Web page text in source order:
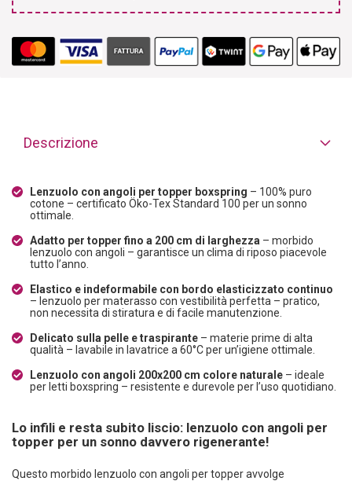
Descrizione
Lenzuolo con angoli per topper boxspring – 100% puro
cotone – certificato Öko-Tex Standard 100 per un sonno
ottimale.
Adatto per topper fino a 200 cm di larghezza – morbido
lenzuolo con angoli – garantisce un clima di riposo piacevole
tutto l’anno.
Elastico e indeformabile con bordo elasticizzato continuo
– lenzuolo per materasso con vestibilità perfetta – pratico,
non necessita di stiratura e di facile manutenzione.
Delicato sulla pelle e traspirante – materie prime di alta
qualità – lavabile in lavatrice a 60°C per un’igiene ottimale.
Lenzuolo con angoli 200x200 cm colore naturale – ideale
per letti boxspring – resistente e durevole per l’uso quotidiano.
Lo infili e resta subito liscio: lenzuolo con angoli per
topper per un sonno davvero rigenerante!
Questo morbido lenzuolo con angoli per topper avvolge